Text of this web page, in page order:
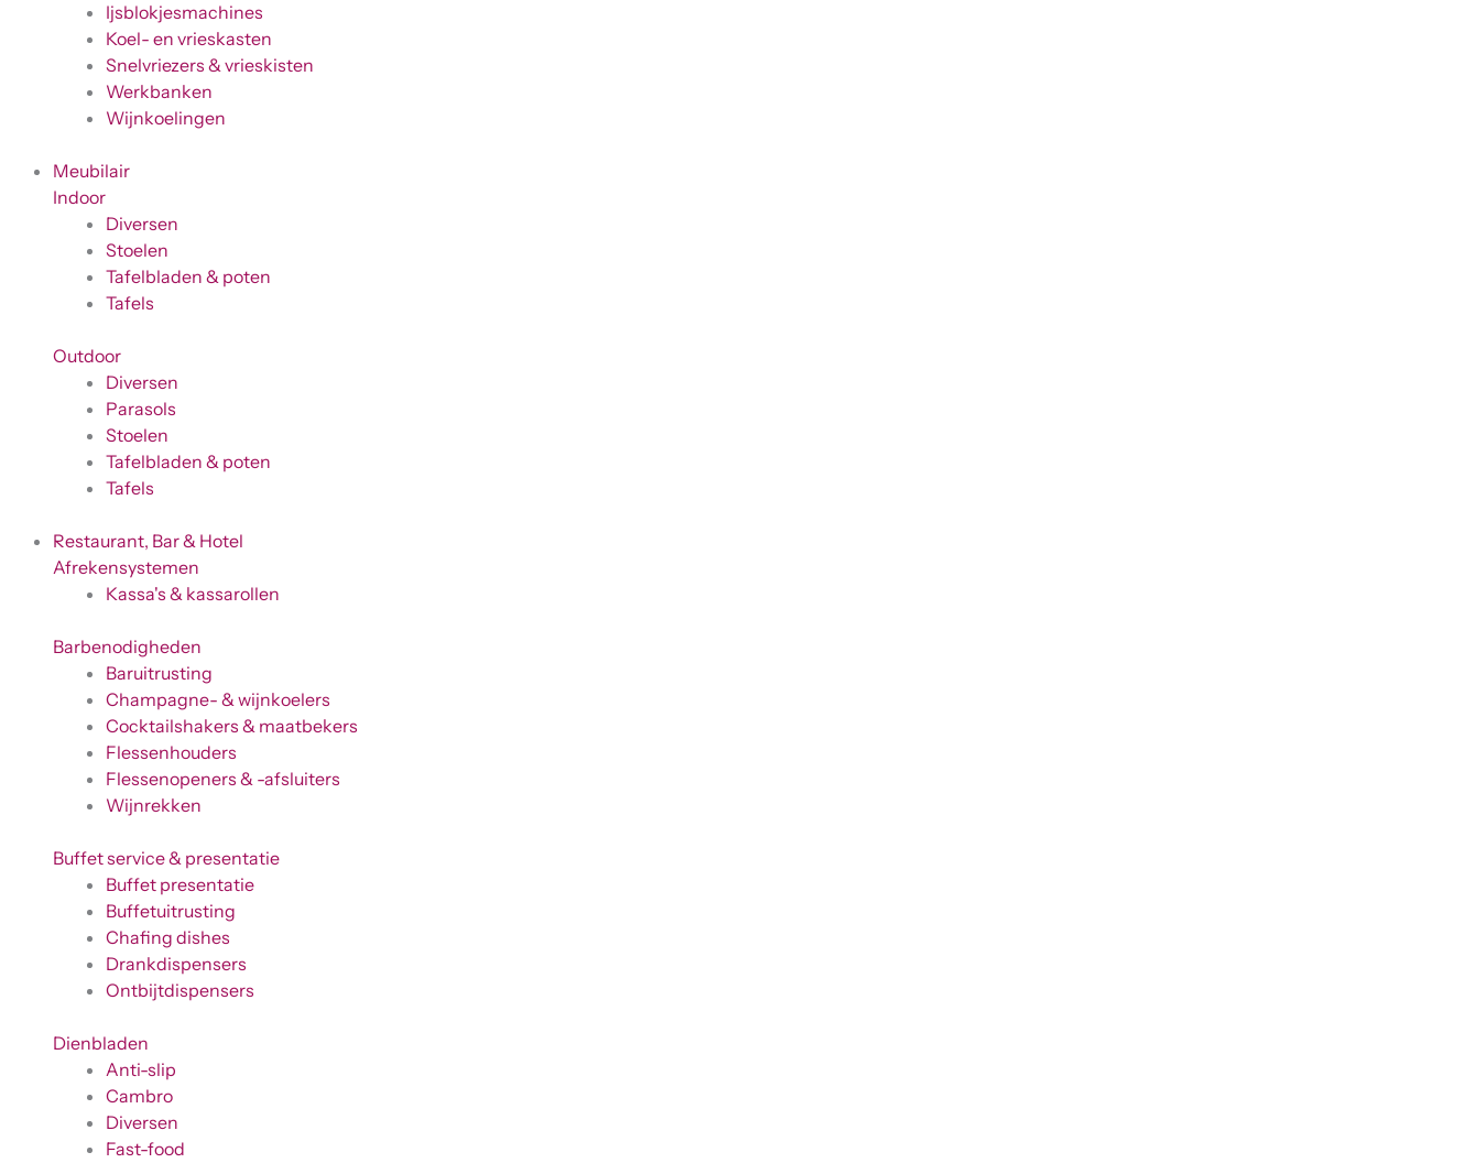
Ijsblokjesmachines
Koel- en vrieskasten
Snelvriezers & vrieskisten
Werkbanken
Wijnkoelingen
Meubilair
Indoor
Diversen
Stoelen
Tafelbladen & poten
Tafels
Outdoor
Diversen
Parasols
Stoelen
Tafelbladen & poten
Tafels
Restaurant, Bar & Hotel
Afrekensystemen
Kassa's & kassarollen
Barbenodigheden
Baruitrusting
Champagne- & wijnkoelers
Cocktailshakers & maatbekers
Flessenhouders
Flessenopeners & -afsluiters
Wijnrekken
Buffet service & presentatie
Buffet presentatie
Buffetuitrusting
Chafing dishes
Drankdispensers
Ontbijtdispensers
Dienbladen
Anti-slip
Cambro
Diversen
Fast-food